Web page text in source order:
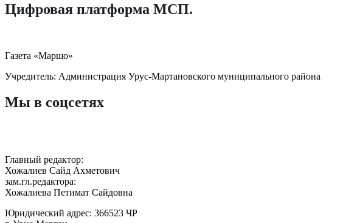
Цифровая платформа МСП.
Газета «Маршо»
Учредитель: Администрация Урус-Мартановского муниципального района
Мы в соцсетях
Главный редактор:
Хожалиев Сайд Ахметович
зам.гл.редактора:
Хожалиева Петимат Сайдовна
Юридический адрес: 366523 ЧР